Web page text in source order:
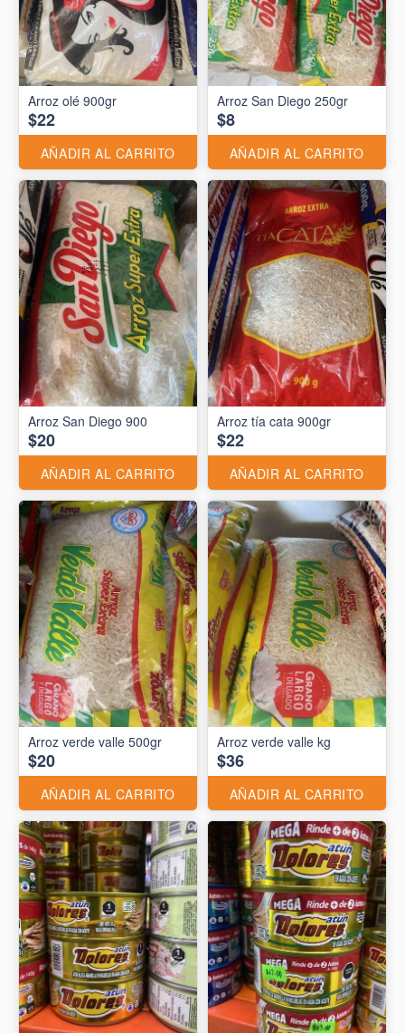
Arroz olé 900gr
$22
AÑADIR AL CARRITO
Arroz San Diego 250gr
$8
AÑADIR AL CARRITO
Arroz San Diego 900
$20
AÑADIR AL CARRITO
Arroz tía cata 900gr
$22
AÑADIR AL CARRITO
Arroz verde valle 500gr
$20
AÑADIR AL CARRITO
Arroz verde valle kg
$36
AÑADIR AL CARRITO